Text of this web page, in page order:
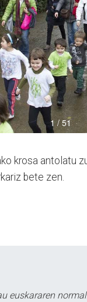
krosa antolatu
bete zen.
euskararen